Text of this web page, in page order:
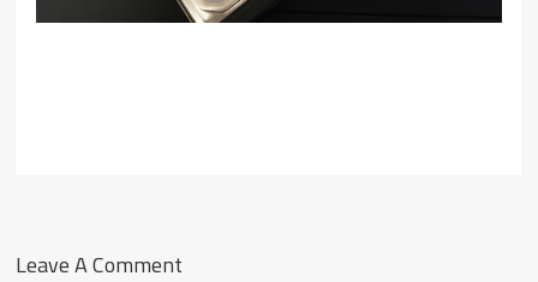
Leave A Comment